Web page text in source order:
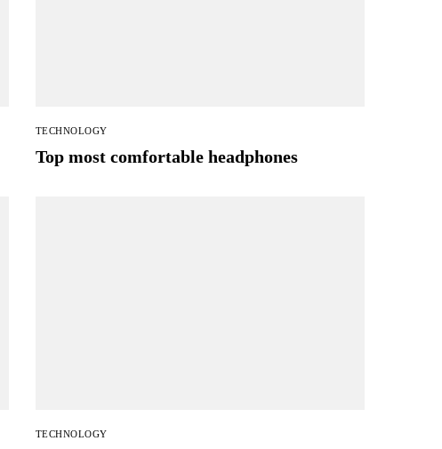
TECHNOLOGY
Top most comfortable headphones
TECHNOLOGY